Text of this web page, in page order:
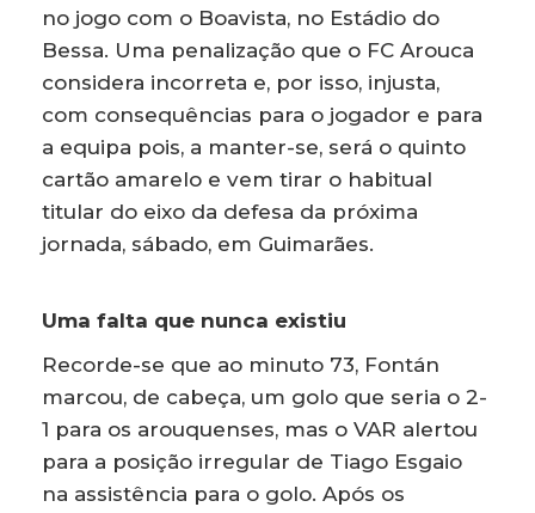
no jogo com o Boavista, no Estádio do
Bessa. Uma penalização que o FC Arouca
considera incorreta e, por isso, injusta,
com consequências para o jogador e para
a equipa pois, a manter-se, será o quinto
cartão amarelo e vem tirar o habitual
titular do eixo da defesa da próxima
jornada, sábado, em Guimarães.
Uma falta que nunca existiu
Recorde-se que ao minuto 73, Fontán
marcou, de cabeça, um golo que seria o 2-
1 para os arouquenses, mas o VAR alertou
para a posição irregular de Tiago Esgaio
na assistência para o golo. Após os